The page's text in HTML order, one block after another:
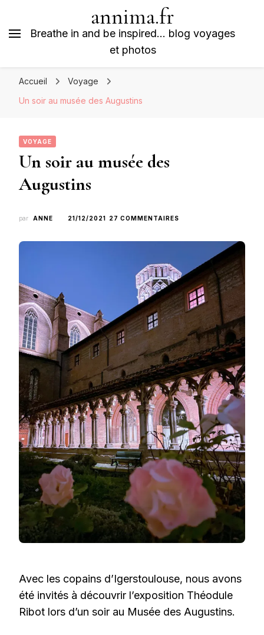
annima.fr
Breathe in and be inspired… blog voyages
et photos
Accueil
Voyage
Un soir au musée des Augustins
VOYAGE
Un soir au musée des
Augustins
par ANNE 21/12/2021 27 COMMENTAIRES
DES
AUGUSTINS
Avec les copains d’Igerstoulouse, nous avons
été invités à découvrir l’exposition Théodule
Ribot lors d’un soir au Musée des Augustins.